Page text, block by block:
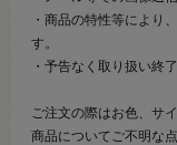
・商品の特性等により
す。
・予告なく取り扱い終
ご注文の際はお色、サ
商品についてご不明な